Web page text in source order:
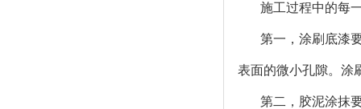
施工过程中的每
第一，涂刷底漆
表面的微小孔隙。涂
第二，胶泥涂抹